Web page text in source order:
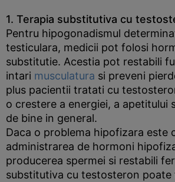
1. Terapia substitutiva cu
Pentru hipogonadismul
testiculara, medicii pot folosi
substitutie. Acestia pot restabili
intari musculatura si preveni
plus pacientii tratati cu
o crestere a energiei, a apetitului
de bine in general.
Daca o problema hipofizara este
administrarea de hormoni
producerea spermei si restabili
substitutiva cu testosteron poate